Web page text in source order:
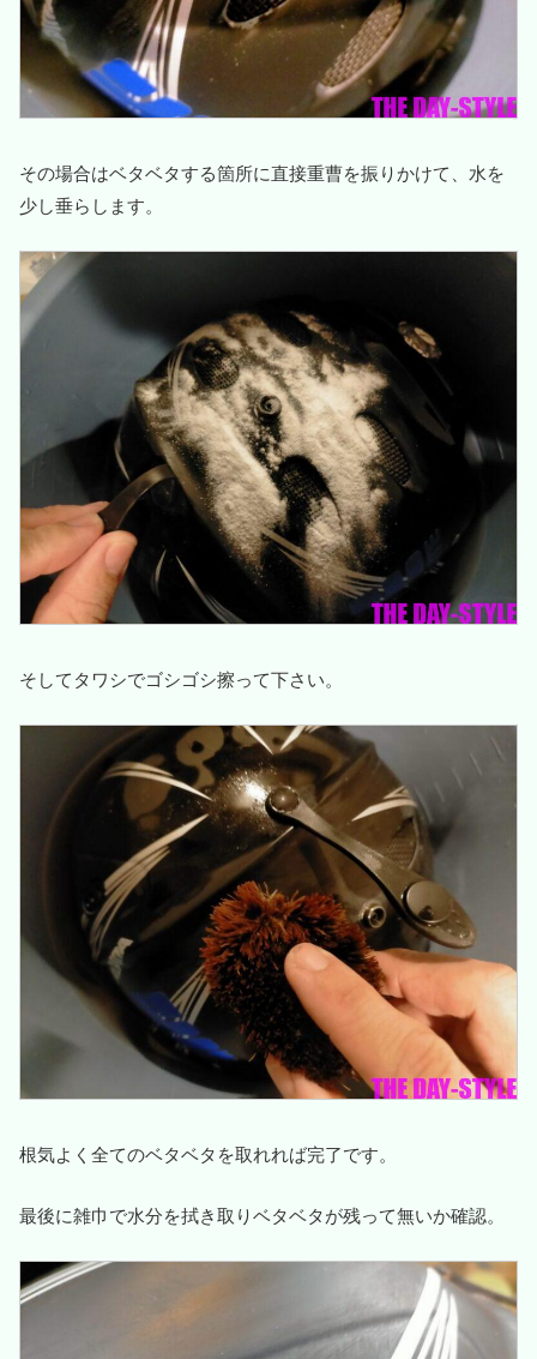
その場合はベタベタする箇所に直接重曹を振りかけて、水を
少し垂らします。
そしてタワシでゴシゴシ擦って下さい。
根気よく全てのベタベタを取れれば完了です。
最後に雑巾で水分を拭き取りベタベタが残って無いか確認。